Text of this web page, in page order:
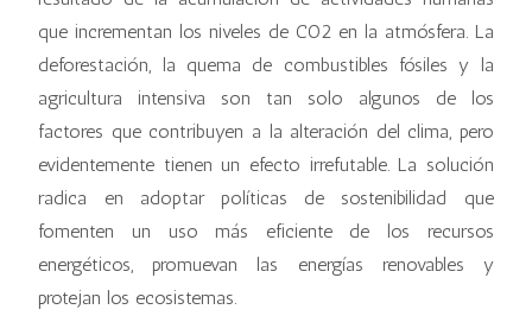
que incrementan los niveles de CO2 en la atmósfera. La
deforestación, la quema de combustibles fósiles y la
agricultura intensiva son tan solo algunos de los
factores que contribuyen a la alteración del clima, pero
evidentemente tienen un efecto irrefutable. La solución
radica en adoptar políticas de sostenibilidad que
fomenten un uso más eficiente de los recursos
energéticos, promuevan las energías renovables y
protejan los ecosistemas.